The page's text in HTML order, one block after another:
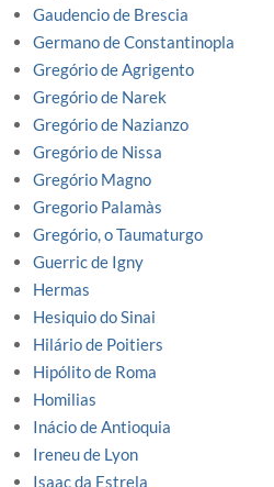
Gaudencio de Brescia
Germano de Constantinopla
Gregório de Agrigento
Gregório de Narek
Gregório de Nazianzo
Gregório de Nissa
Gregório Magno
Gregorio Palamàs
Gregório, o Taumaturgo
Guerric de Igny
Hermas
Hesiquio do Sinai
Hilário de Poitiers
Hipólito de Roma
Homilias
Inácio de Antioquia
Ireneu de Lyon
Isaac da Estrela